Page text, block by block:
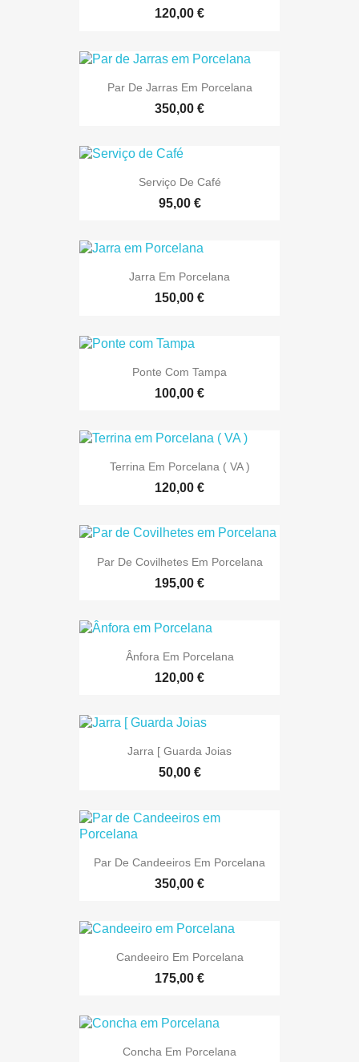
120,00 €
Par De Jarras Em Porcelana
350,00 €
Serviço De Café
95,00 €
Jarra Em Porcelana
150,00 €
Ponte Com Tampa
100,00 €
Terrina Em Porcelana ( VA )
120,00 €
Par De Covilhetes Em Porcelana
195,00 €
Ânfora Em Porcelana
120,00 €
Jarra [ Guarda Joias
50,00 €
Par De Candeeiros Em Porcelana
350,00 €
Candeeiro Em Porcelana
175,00 €
Concha Em Porcelana